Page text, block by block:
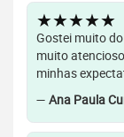
★★★★★
Gostei muito
muito
minhas
— Ana Paula